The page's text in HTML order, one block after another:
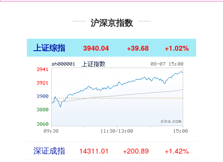
沪深京指数
上证综指 3940.04 +39.68 +1.02%
深证成指 14311.01 +200.89 +1.42%